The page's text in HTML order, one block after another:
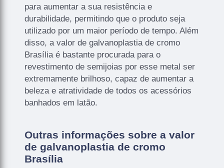
para aumentar a sua resistência e
durabilidade, permitindo que o produto seja
utilizado por um maior período de tempo. Além
disso, a valor de galvanoplastia de cromo
Brasília é bastante procurada para o
revestimento de semijoias por esse metal ser
extremamente brilhoso, capaz de aumentar a
beleza e atratividade de todos os acessórios
banhados em latão.
Outras informações sobre a valor
de galvanoplastia de cromo
Brasília